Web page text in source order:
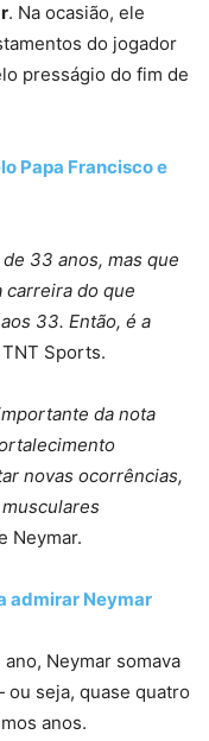
. Na ocasião, ele
do jogador
presságio do fim de
Papa Francisco e
33 anos, mas que
carreira do que
33. Então, é a
Sports.
da nota
novas ocorrências,
Neymar.
admirar Neymar
Neymar somava
seja, quase quatro
anos.